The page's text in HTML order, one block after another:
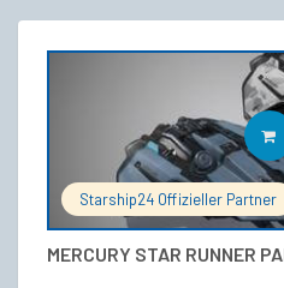
Starship24 Offizieller Partner
MERCURY STAR RUNNER